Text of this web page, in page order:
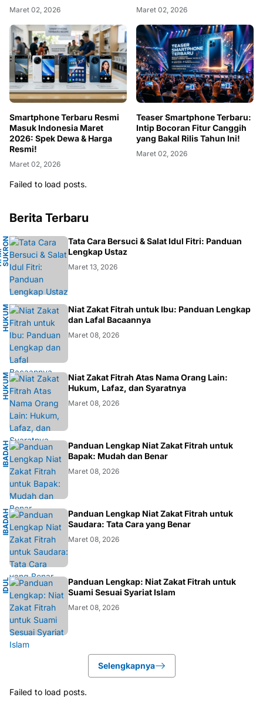
Maret 02, 2026 Maret 02, 2026
Smartphone Terbaru Resmi
Masuk Indonesia Maret
2026: Spek Dewa & Harga
Resmi!
Maret 02, 2026
Teaser Smartphone Terbaru:
Intip Bocoran Fitur Canggih
yang Bakal Rilis Tahun Ini!
Maret 02, 2026
Failed to load posts.
Berita Terbaru
NA
Tata Cara Bersuci & Salat Idul Fitri: Panduan
Lengkap Ustaz
Maret 13, 2026
H
U
KU
M
I
S
L
AM
Niat Zakat Fitrah untuk Ibu: Panduan Lengkap
dan Lafal Bacaannya
Maret 08, 2026
H
U
KU
M
I
S
L
AM
Niat Zakat Fitrah Atas Nama Orang Lain:
Hukum, Lafaz, dan Syaratnya
Maret 08, 2026
I
B
A
DA
H
I
S
L
AM
Panduan Lengkap Niat Zakat Fitrah untuk
Bapak: Mudah dan Benar
Maret 08, 2026
I
B
A
DA
H
I
S
L
AM
Panduan Lengkap Niat Zakat Fitrah untuk
Saudara: Tata Cara yang Benar
Maret 08, 2026
I
D
U
L
F
I
T
RI
Panduan Lengkap: Niat Zakat Fitrah untuk
Suami Sesuai Syariat Islam
Maret 08, 2026
Selengkapnya
Failed to load posts.